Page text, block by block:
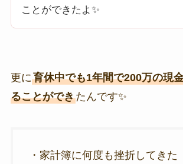
ことができたよ✨
更に育休中でも1年間で200万の現
ることができたんです✨
・家計簿に何度も挫折してきた